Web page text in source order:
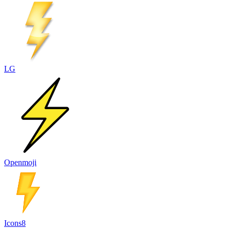
LG
Openmoji
Icons8